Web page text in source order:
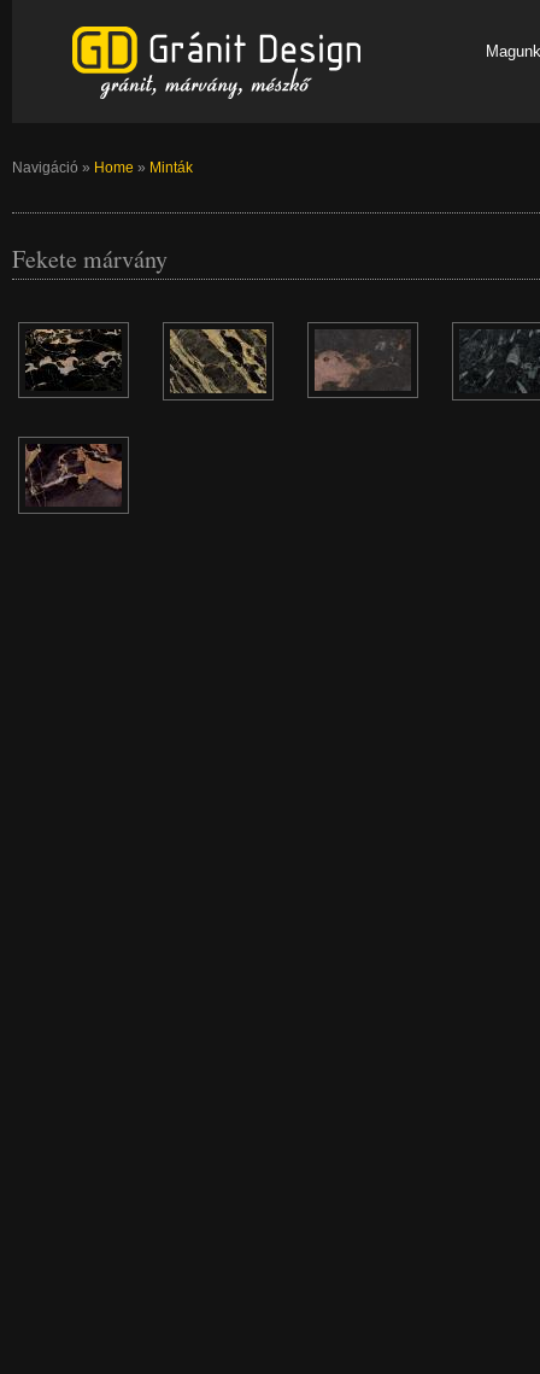
Navigáció » Home » Minták
Fekete márvány